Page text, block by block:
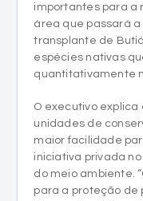
espécies nativas
quantitativamente
O executivo
unidades de
iniciativa privada
do meio ambiente.
para a proteção de
biomas brasileiros.
cooperação com
proteção, gestão e